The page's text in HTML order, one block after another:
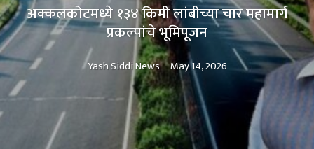
अक्कलकोटमध्ये १३४ किमी लांबीच्या चार महामार्ग
प्रकल्पांचे भूमिपूजन
Yash Siddi News - May 14, 2026